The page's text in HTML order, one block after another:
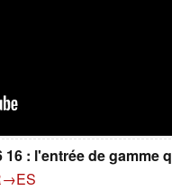
: l'entrée de gamme